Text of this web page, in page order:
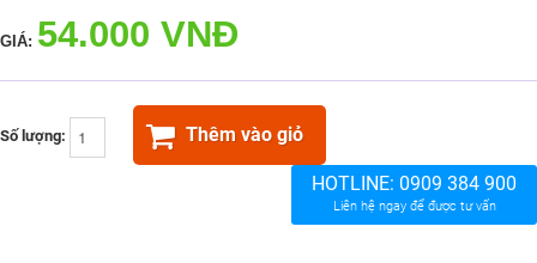
GIÁ: 54.000 VNĐ
Số lượng: Thêm vào giỏ
HOTLINE: 0909 384 900
Liên hệ ngay để được tư vấn